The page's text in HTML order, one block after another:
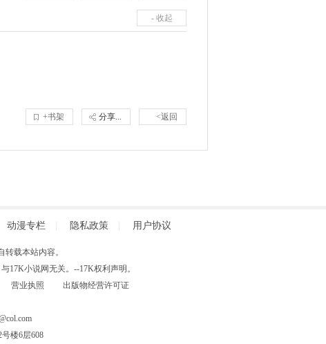
- 收起
<返回
分享...
+书架
动漫专栏 隐私政策 用户协议
转载本站内容。
17K小说网无关。--17K权利声明。
营业执照
出版物经营许可证
楼6层608